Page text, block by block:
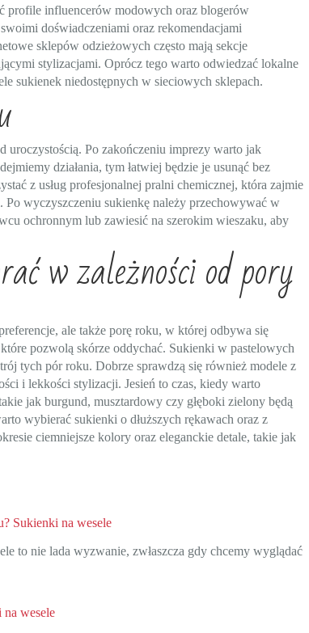
profile influencerów modowych oraz blogerów
doświadczeniami oraz rekomendacjami
sklepów odzieżowych często mają sekcje
stylizacjami. Oprócz tego warto odwiedzać lokalne
sukienek niedostępnych w sieciowych sklepach.
uroczystością. Po zakończeniu imprezy warto jak
działania, tym łatwiej będzie je usunąć bez
z usług profesjonalnej pralni chemicznej, która zajmie
wyczyszczeniu sukienkę należy przechowywać w
ochronnym lub zawiesić na szerokim wieszaku, aby
w zależności od pory
ale także porę roku, w której odbywa się
pozwolą skórze oddychać. Sukienki w pastelowych
tych pór roku. Dobrze sprawdzą się również modele z
i lekkości stylizacji. Jesień to czas, kiedy warto
jak burgund, musztardowy czy głęboki zielony będą
wybierać sukienki o dłuższych rękawach oraz z
ciemniejsze kolory oraz eleganckie detale, takie jak
Sukienki na wesele
to nie lada wyzwanie, zwłaszcza gdy chcemy wyglądać
wesele